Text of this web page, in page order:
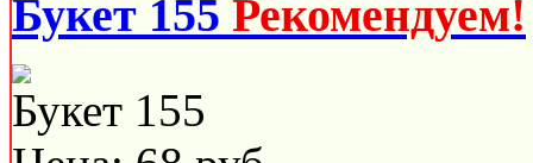
Букет 155 Рекомендуем!
Букет 155